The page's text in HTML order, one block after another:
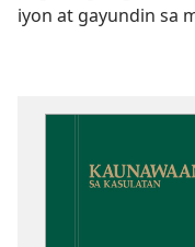
iyon at gayundin sa